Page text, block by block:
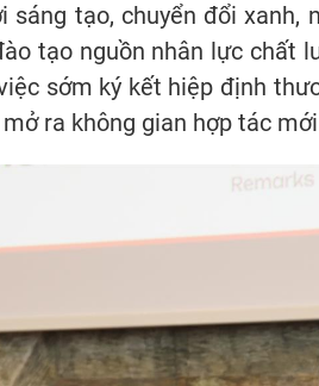
sáng tạo, chuyển đổi
tạo nguồn nhân lực chất
sớm ký kết hiệp định
ra không gian hợp tác